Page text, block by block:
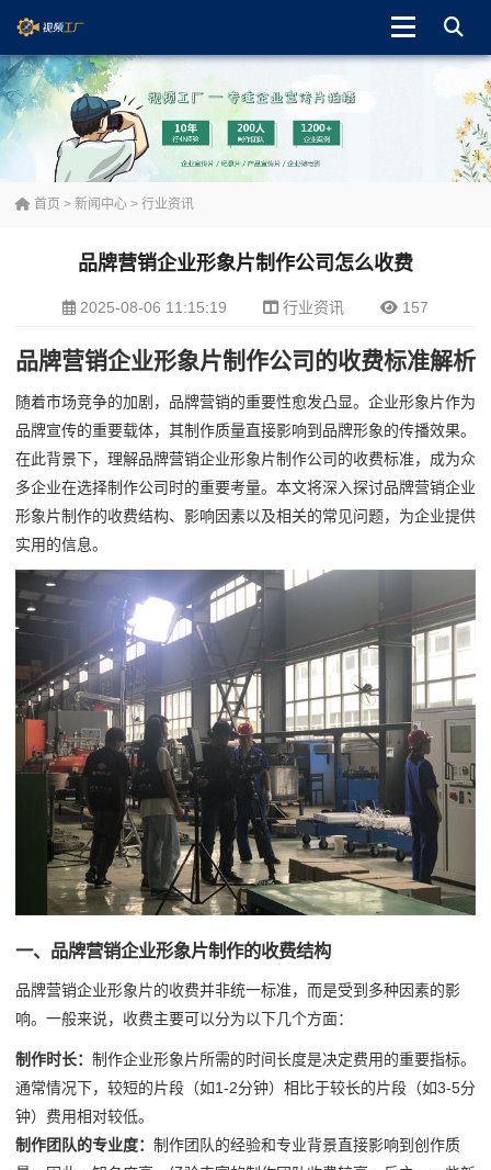
首页 > 新闻中心 > 行业资讯
品牌营销企业形象片制作公司怎么收费
2025-08-06 11:15:19 行业资讯 157
品牌营销企业形象片制作公司的收费标准解析
随着市场竞争的加剧，品牌营销的重要性愈发凸显。企业形象片作为
品牌宣传的重要载体，其制作质量直接影响到品牌形象的传播效果。
在此背景下，理解品牌营销企业形象片制作公司的收费标准，成为众
多企业在选择制作公司时的重要考量。本文将深入探讨品牌营销企业
形象片制作的收费结构、影响因素以及相关的常见问题，为企业提供
实用的信息。
一、品牌营销企业形象片制作的收费结构
品牌营销企业形象片的收费并非统一标准，而是受到多种因素的影
响。一般来说，收费主要可以分为以下几个方面：
制作时长： 制作企业形象片所需的时间长度是决定费用的重要指标。
通常情况下，较短的片段（如1-2分钟）相比于较长的片段（如3-5分
钟）费用相对较低。
制作团队的专业度： 制作团队的经验和专业背景直接影响到创作质